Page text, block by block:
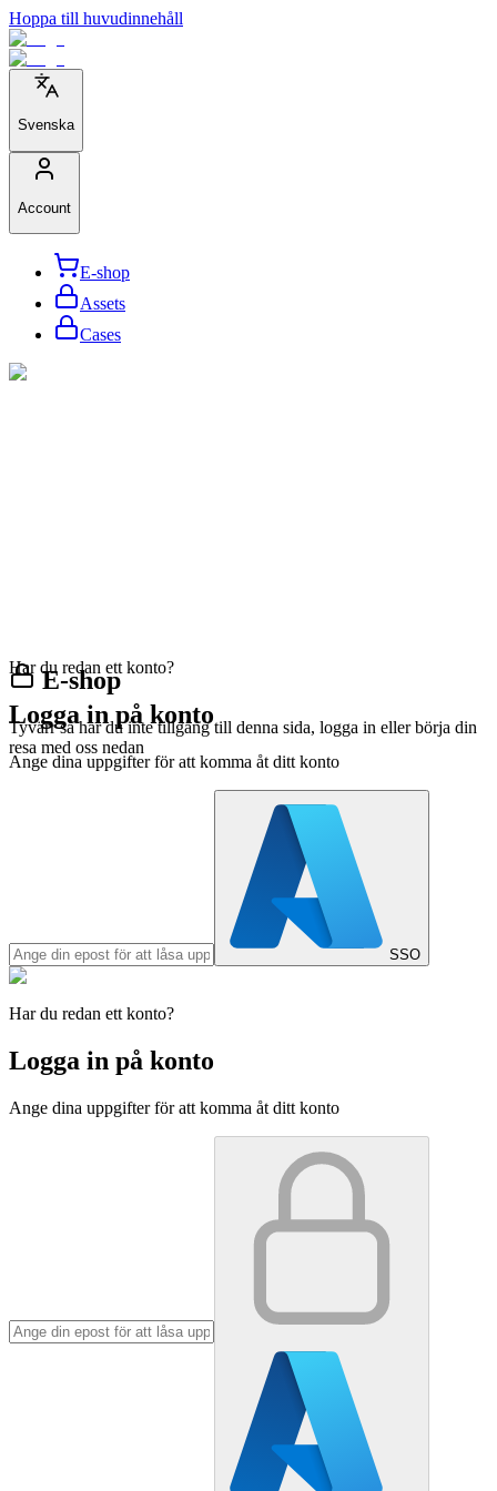
Hoppa till huvudinnehåll
Svenska
Account
E-shop
Assets
Cases
E-shop
Tyvärr så har du inte tillgång till denna sida, logga in eller börja din
resa med oss nedan
Har du redan ett konto?
Logga in på konto
Ange dina uppgifter för att komma åt ditt konto
SSO
Har du redan ett konto?
Logga in på konto
Ange dina uppgifter för att komma åt ditt konto